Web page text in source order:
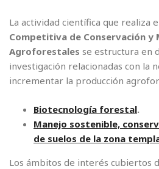
La actividad científica que realiza
Competitiva de Conservación y
Agroforestales se estructura en
investigación relacionadas con la
incrementar la producción
Biotecnología forestal.
Manejo sostenible,
de suelos de la zona
Los ámbitos de interés cubiertos